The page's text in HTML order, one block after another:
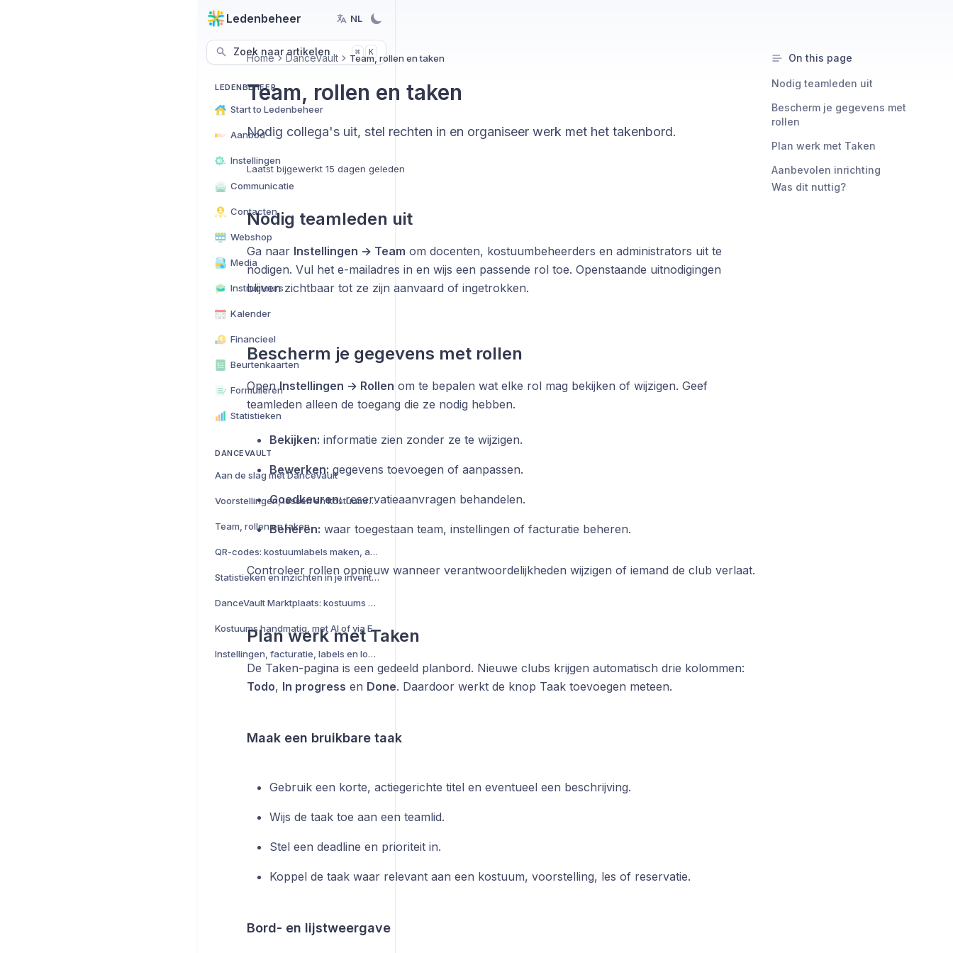
Ledenbeheer NL
Zoek naar artikelen ⌘ K
LEDENBEHEER
Start to Ledenbeheer
Aanbod
Instellingen
Communicatie
Contacten
Webshop
Media
Instructeurs
Kalender
Financieel
Beurtenkaarten
Formulieren
Statistieken
DANCEVAULT
Aan de slag met DanceVault
Voorstellingen, lessen en kostuumreservaties
Team, rollen en taken
QR-codes: kostuumlabels maken, aanpassen en exporteren
Statistieken en inzichten in je inventaris
DanceVault Marktplaats: kostuums huren en verhuren
Kostuums handmatig, met AI of via Excel toevoegen
Instellingen, facturatie, labels en logboek
Home DanceVault Team, rollen en taken
Team, rollen en taken
Nodig collega's uit, stel rechten in en organiseer werk met het takenbord.
Laatst bijgewerkt 15 dagen geleden
Nodig teamleden uit
Ga naar Instellingen → Team om docenten, kostuumbeheerders en administrators uit te
nodigen. Vul het e-mailadres in en wijs een passende rol toe. Openstaande uitnodigingen
blijven zichtbaar tot ze zijn aanvaard of ingetrokken.
Bescherm je gegevens met rollen
OpenInstellingen → Rollen om te bepalen wat elke rol mag bekijken of wijzigen. Geef
teamleden alleen de toegang die ze nodig hebben.
Bekijken: informatie zien zonder ze te wijzigen.
Bewerken: gegevens toevoegen of aanpassen.
Goedkeuren:reservatieaanvragen behandelen.
Beheren: waar toegestaan team, instellingen of facturatie beheren.
Controleer rollen opnieuw wanneer verantwoordelijkheden wijzigen of iemand de club verlaat.
Plan werk met Taken
De Taken-pagina is een gedeeld planbord. Nieuwe clubs krijgen automatisch drie kolommen:
Todo, In progress en Done. Daardoor werkt de knop Taak toevoegen meteen.
Maak een bruikbare taak
Gebruik een korte, actiegerichte titel en eventueel een beschrijving.
Wijs de taak toe aan een teamlid.
Stel een deadline en prioriteit in.
Koppel de taak waar relevant aan een kostuum, voorstelling, les of reservatie.
Bord- en lijstweergave
On this page
Nodig teamleden uit
Bescherm je gegevens met
rollen
Plan werk met Taken
Aanbevolen inrichting
Was dit nuttig?